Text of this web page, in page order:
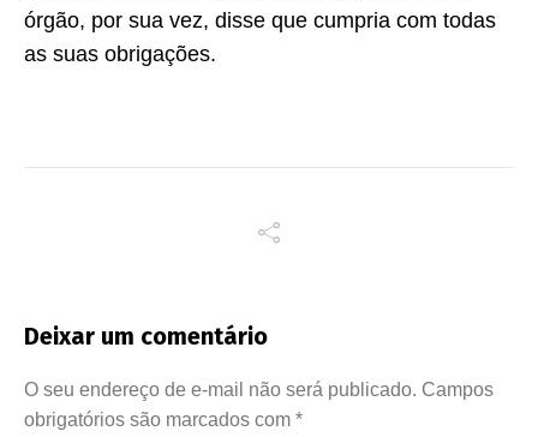
órgão, por sua vez, disse que cumpria com todas
as suas obrigações.
Deixar um comentário
O seu endereço de e-mail não será publicado. Campos
obrigatórios são marcados com *